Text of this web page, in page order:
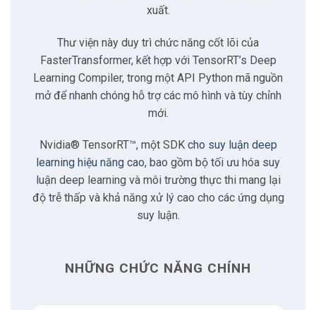
2.5 Triển khai, chạy và mở rộng với Triton
Lợi ích của việc sử dụng TensorRT-LLM
3.1 Tăng tốc hiệu suất phân giải lên đến 36 lần
3.2
Tối ưu hóa hiệu suất phân giải thông qua
quantization, layer fusion và kernel tuning
Hỗ trợ cho các framework phổ biến
xuất.
Thư viện này duy trì chức năng cốt lõi của
FasterTransformer, kết hợp với TensorRT’s Deep
Learning Compiler, trong một API Python mã nguồn
mở để nhanh chóng hỗ trợ các mô hình và tùy chỉnh
mới.
Nvidia® TensorRT™, một SDK cho suy luận deep
learning hiệu năng cao, bao gồm bộ tối ưu hóa suy
luận deep learning và môi trường thực thi mang lại
độ trễ thấp và khả năng xử lý cao cho các ứng dụng
suy luận.
NHỮNG CHỨC NĂNG CHÍNH